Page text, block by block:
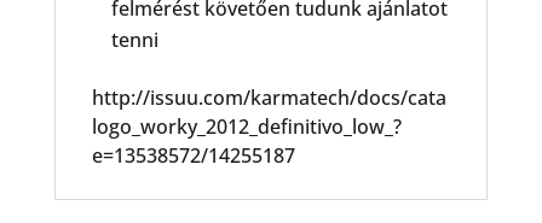
felmérést követően tudunk ajánlatot
tenni
http://issuu.com/karmatech/docs/cata
logo_worky_2012_definitivo_low_?
e=13538572/14255187